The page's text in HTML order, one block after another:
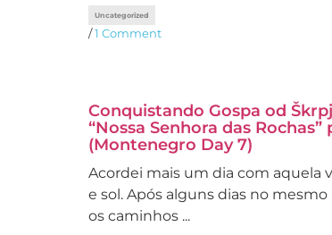
Uncategorized
/1 Comment
Conquistando Gospa od
“Nossa Senhora das Rochas”
(Montenegro Day 7)
Acordei mais um dia com aquela
e sol. Após alguns dias no mesmo
os caminhos ...